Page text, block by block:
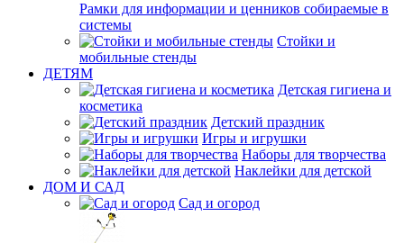
Рамки для информации и ценников собираемые в
системы
Стойки и
мобильные стенды
ДЕТЯМ
Детская гигиена и
косметика
Детский праздник
Игры и игрушки
Наборы для творчества
Наклейки для детской
ДОМ И САД
Сад и огород